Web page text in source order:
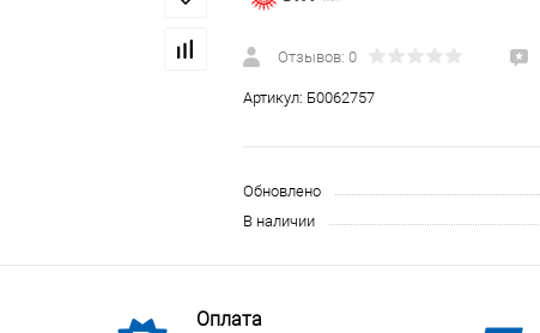
Отзывов: 0
Артикул: Б0062757
Обновлено
В наличии
Оплата